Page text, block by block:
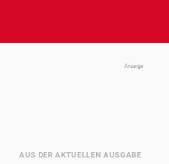
springen
Anzeige
AUS DER AKTUELLEN AUSGABE